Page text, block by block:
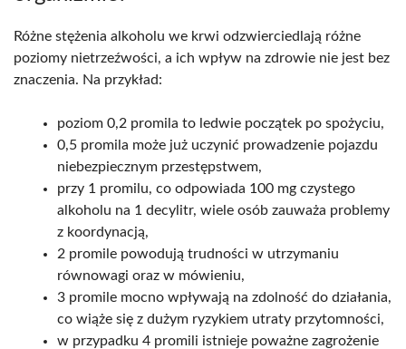
Różne stężenia alkoholu we krwi odzwierciedlają różne
poziomy nietrzeźwości, a ich wpływ na zdrowie nie jest bez
znaczenia. Na przykład:
poziom 0,2 promila to ledwie początek po spożyciu,
0,5 promila może już uczynić prowadzenie pojazdu
niebezpiecznym przestępstwem,
przy 1 promilu, co odpowiada 100 mg czystego
alkoholu na 1 decylitr, wiele osób zauważa problemy
z koordynacją,
2 promile powodują trudności w utrzymaniu
równowagi oraz w mówieniu,
3 promile mocno wpływają na zdolność do działania,
co wiąże się z dużym ryzykiem utraty przytomności,
w przypadku 4 promili istnieje poważne zagrożenie